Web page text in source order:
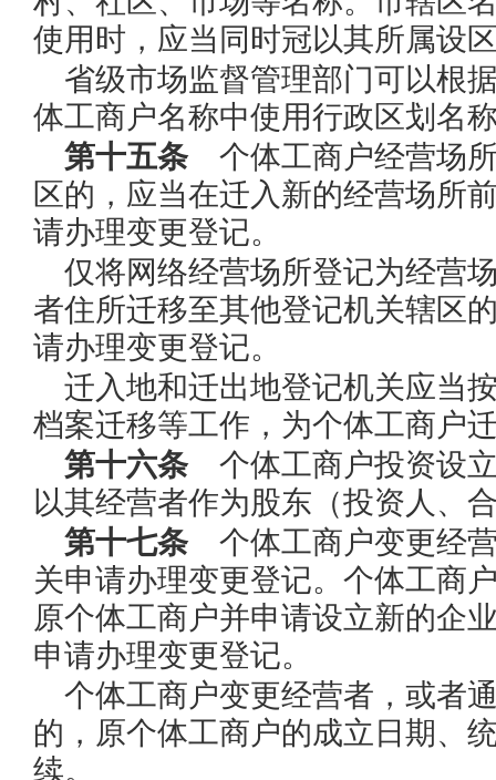
使用时，应当同时冠以其所属设
省级市场监督管理部门可以根
体工商户名称中使用行政区划名
第十五条个体工商户经营场所
区的，应当在迁入新的经营场所
请办理变更登记。
仅将网络经营场所登记为经营
者住所迁移至其他登记机关辖区
请办理变更登记。
迁入地和迁出地登记机关应当
档案迁移等工作，为个体工商户
第十六条个体工商户投资设立
以其经营者作为股东（投资人、
第十七条个体工商户变更经营
关申请办理变更登记。个体工商
原个体工商户并申请设立新的企
申请办理变更登记。
个体工商户变更经营者，或者
的，原个体工商户的成立日期、
续。